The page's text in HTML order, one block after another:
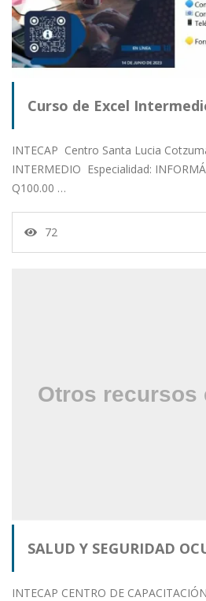
Curso de Excel
INTECAP Centro Santa Lucia
INTERMEDIO Especialidad:
Q100.00 …
72
SALUD Y SEGURIDAD
INTECAP CENTRO DE